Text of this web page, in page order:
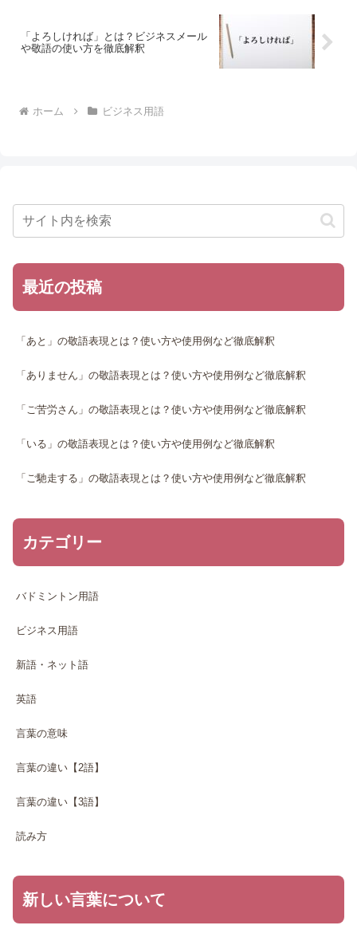
「よろしければ」とは？ビジネスメール
や敬語の使い方を徹底解釈
ホーム ビジネス用語
最近の投稿
「あと」の敬語表現とは？使い方や使用例など徹底解釈
「ありません」の敬語表現とは？使い方や使用例など徹底解釈
「ご苦労さん」の敬語表現とは？使い方や使用例など徹底解釈
「いる」の敬語表現とは？使い方や使用例など徹底解釈
「ご馳走する」の敬語表現とは？使い方や使用例など徹底解釈
カテゴリー
バドミントン用語
ビジネス用語
新語・ネット語
英語
言葉の意味
言葉の違い【2語】
言葉の違い【3語】
読み方
新しい言葉について